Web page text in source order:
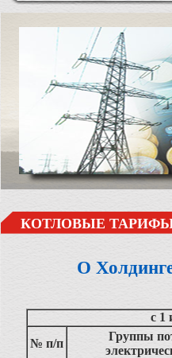
КОТЛОВЫЕ
О
с 1
№ п/п
Группы